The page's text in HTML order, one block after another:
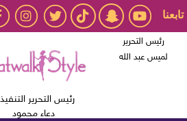
تابعنا
رئيس التحرير
لميس عبد الله
رئيس التحرير
دعاء محمود